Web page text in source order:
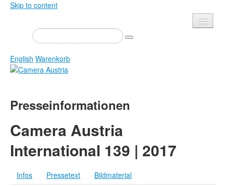
Skip to content
Presse
Veranstaltungen
Newsletter
Über uns
Ausschreibungen
Datenschutz
Mediadaten
English Warenkorb
Zeitschrift
Ausstellungen
Edition
Bibliothek
Presseinformationen
Camera Austria
International 139 | 2017
Infos Pressetext Bildmaterial